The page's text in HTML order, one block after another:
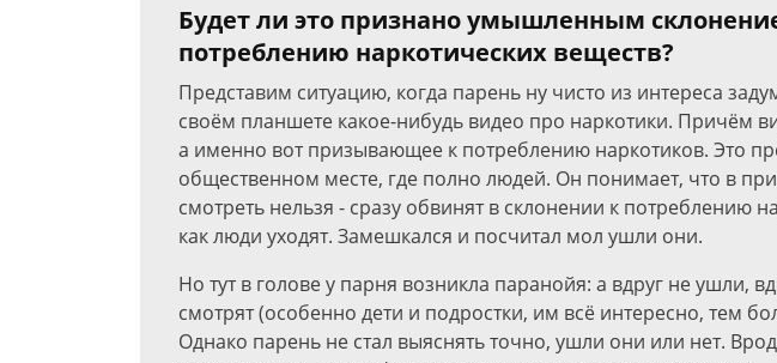
Будет ли это признано умышленным
потреблению наркотических веществ?
Представим ситуацию, когда парень ну чисто из интереса
своём планшете какое-нибудь видео про наркотики. Причём
а именно вот призывающее к потреблению наркотиков. Это
общественном месте, где полно людей. Он понимает, что в
смотреть нельзя - сразу обвинят в склонении к потреблению
как люди уходят. Замешкался и посчитал мол ушли они.
Но тут в голове у парня возникла паранойя: а вдруг не ушли,
смотрят (особенно дети и подростки, им всё интересно, тем
Однако парень не стал выяснять точно, ушли они или нет.